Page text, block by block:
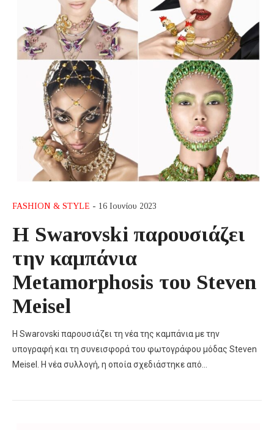
FASHION & STYLE - 16 Ιουνίου 2023
Η Swarovski παρουσιάζει
την καμπάνια
Metamorphosis του Steven
Meisel
Η Swarovski παρουσιάζει τη νέα της καμπάνια με την
υπογραφή και τη συνεισφορά του φωτογράφου μόδας Steven
Meisel. Η νέα συλλογή, η οποία σχεδιάστηκε από…